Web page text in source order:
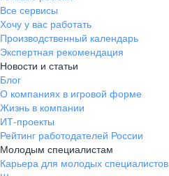
Все сервисы
Хочу у вас работать
Производственный календарь
Экспертная рекомендация
Новости и статьи
Блог
О компаниях в игровой форме
Жизнь в компании
ИТ-проекты
Рейтинг работодателей России
Молодым специалистам
Карьера для молодых специалистов